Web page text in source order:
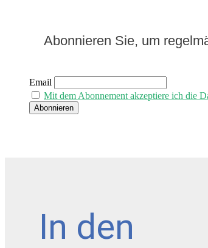
Abonnieren Sie, um
Email
Mit dem Abonnement akzeptiere ich die
In den